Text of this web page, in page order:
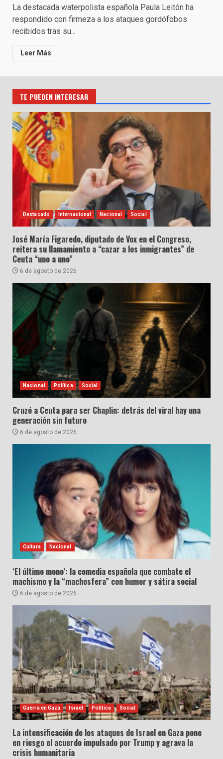
La destacada waterpolista española Paula Leitón ha
respondido con firmeza a los ataques gordófobos
recibidos tras su...
Leer Más
TE PUEDEN INTERESAR
Destacado Internacional Nacional Social
José María Figaredo, diputado de Vox en el Congreso,
reitera su llamamiento a “cazar a los inmigrantes” de
Ceuta “uno a uno”
6 de agosto de 2026
Nacional Política Social
Cruzó a Ceuta para ser Chaplin: detrás del viral hay una
generación sin futuro
6 de agosto de 2026
Cultura Nacional
‘El último mono’: la comedia española que combate el
machismo y la “machosfera” con humor y sátira social
6 de agosto de 2026
Guerra en Gaza Israel Política Social
La intensificación de los ataques de Israel en Gaza pone
en riesgo el acuerdo impulsado por Trump y agrava la
crisis humanitaria